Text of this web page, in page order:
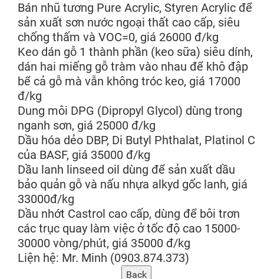
Bán nhũ tương Pure Acrylic, Styren Acrylic để
sản xuất sơn nước ngoại thất cao cấp, siêu
chống thấm và VOC=0, giá 26000 đ/kg
Keo dán gỗ 1 thành phần (keo sữa) siêu dính,
dán hai miếng gỗ tràm vào nhau để khô đập
bể cả gỗ mà vẫn không tróc keo, giá 17000
đ/kg
Dung môi DPG (Dipropyl Glycol) dùng trong
nganh sơn, giá 25000 đ/kg
Dầu hóa dẻo DBP, Di Butyl Phthalat, Platinol C
của BASF, giá 35000 đ/kg
Dầu lanh linseed oil dùng để sản xuất dầu
bảo quản gỗ và nấu nhựa alkyd gốc lanh, giá
33000đ/kg
Dầu nhớt Castrol cao cấp, dùng để bôi trơn
các trục quay làm việc ở tốc độ cao 15000-
30000 vòng/phút, giá 35000 đ/kg
Liện hệ: Mr. Minh (0903.874.373)